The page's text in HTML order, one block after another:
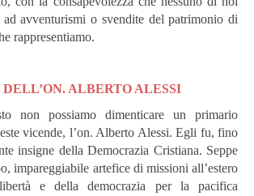
ad avventurismi o svendite del patrimonio di
rappresentiamo.
ALBERTO ALESSI
non possiamo dimenticare un primario
vicende, l’on. Alberto Alessi.Egli fu, fino
insigne della Democrazia Cristiana. Seppe
impareggiabile artefice di missioni all’estero
e della democrazia per la pacifica